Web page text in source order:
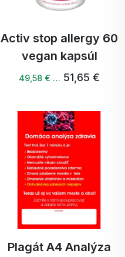
Activ stop allergy 60
vegan kapsúl
49,58 € … 51,65 €
Plagát A4 Analýza